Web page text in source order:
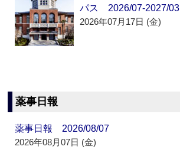
パス 2026/07-2027/03
2026年07月17日 (金)
薬事日報
薬事日報 2026/08/07
2026年08月07日 (金)